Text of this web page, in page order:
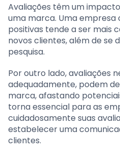
Avaliações têm um
uma marca. Uma empresa
positivas tende a ser mais
novos clientes, além de se
pesquisa.
Por outro lado, avaliações
adequadamente, podem
marca, afastando
torna essencial para as
cuidadosamente suas
estabelecer uma
clientes.